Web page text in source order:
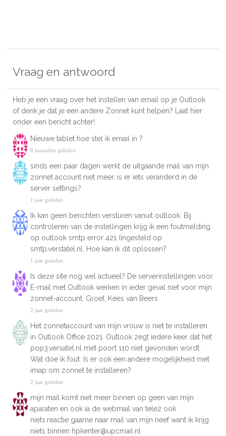
Vraag en antwoord
Heb je een vraag over het instellen van email op je Outlook
of denk je dat je een andere Zonnet kunt helpen? Laat hier
onder een bericht achter!
Nieuwe tablet hoe stel ik email in ?
8 maanden geleden
sinds een paar dagen werkt de uitgaande mail van mijn
zonnet account niet meer. is er iets veranderd in de
server settings?
1 jaar geleden
Ik kan geen berichten versturen vanuit outlook. Bij
controleren van de instellingen krijg ik een foutmelding
op outlook smtp error 421 (ingesteld op
smtp.verstatel.nl. Hoe kan ik dit oplossen?
1 jaar geleden
Is deze site nog wel actueel? De serverinstellingen voor
E-mail met Outlook werken in ieder geval niet voor mijn
zonnet-account. Groet, Kees van Beers
2 jaar geleden
Het zonnetaccount van mijn vrouw is niet te installeren
in Outlook Office 2021. Outlook zegt iedere keer dat het
pop3.versatel.nl met poort 110 niet gevonden wordt.
Wat doe ik fout. Is er ook een andere mogelijkheid met
imap om zonnet te installeren?
2 jaar geleden
mijn mail komt niet meer binnen op geen van mijn
aparaten en ook ia de webmail van tele2 ook
niets.reactie gaarne naar mail van mijn neef want ik krijg
niets binnen hpkenter@upcmail.nl